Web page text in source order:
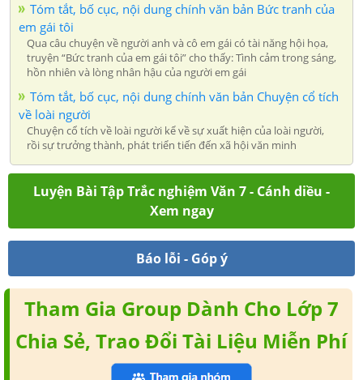
Tóm tắt, bố cục, nội dung chính văn bản Bức tranh của
em gái tôi
Qua câu chuyện về người anh và cô em gái có tài năng hội họa,
truyện “Bức tranh của em gái tôi” cho thấy: Tình cảm trong sáng,
hồn nhiên và lòng nhân hậu của người em gái
Tóm tắt, bố cục, nội dung chính văn bản Chuyện cổ tích
về loài người
Chuyện cổ tích về loài người kể về sự xuất hiện của loài người,
rồi sự trưởng thành, phát triển tiến đến xã hội văn minh
Luyện Bài Tập Trắc nghiệm Văn 7 - Cánh diều -
Xem ngay
Báo lỗi - Góp ý
Tham Gia Group Dành Cho Lớp 7
Chia Sẻ, Trao Đổi Tài Liệu Miễn Phí